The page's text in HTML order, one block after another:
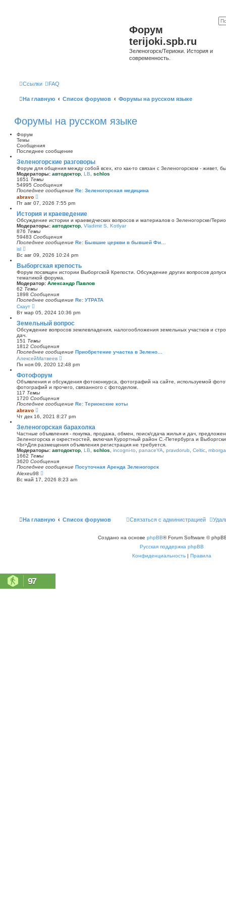
Форум
terijoki.spb.ru
Зеленогорск/Териоки. История и
современность.
Ссылки FAQ
На главную Список форумов Форумы на русском языке
Форумы на русском языке
Форум
Темы
Сообщения
Последнее сообщение
Зеленогорские разговоры
Форум для общения между собой всех, кто как-то связан с Зеленогорском - живет,
Модераторы: автодоктор LB
schlos
1651 Темы
54995 Сообщения
Последнее сообщение Re: Зеленогорская медицина
abravo
е
р
е
й
т
и
к
п
о
л
д
н
е
м
с
о
б
е
н
ю
Пт авг 07, 2026 7:55 pm
История и краеведение
Обсуждение истории и краеведческих вопросов и материалов о Зеленогорске/
Модераторы: автодоктор Vladimir S. Kotlyar
876 Темы
59483 Сообщения
Последнее сообщение Re: Бывшие церкви в бывшей Фи…
isl
р
е
й
т
и
к
п
о
с
л
е
н
е
м
с
о
о
б
е
н
и
ю
Вс авг 09, 2026 10:24 pm
Выборгская крепость
Форум посвящен истории Выборгской Крепости. Обсуждение других вопросов
тематикой форума.
Модератор: Александр Павлов
62 Темы
1898 Сообщения
Последнее сообщение Re: УТРАТА
Скаут
е
р
е
й
т
к
п
о
с
л
д
н
е
м
у
с
о
о
щ
е
н
и
ю
Вт мар 05, 2024 10:36 pm
Земельный вопрос
Обсуждение вопросов землевладения, налогообложения земельных участков и
дач.
151 Темы
1812 Сообщения
Последнее сообщение Приобретение участка в Зелено…
АлексейМатвеев
е
р
т
и
о
л
д
н
е
м
у
о
щ
Пн ноя 09, 2020 12:48 pm
Фотофорум
Объявления и обсуждения фотоконкурса, фотографий на сайте, используемой
фотографий и прочего, связанного с фотоделом.
117 Темы
1720 Сообщения
Последнее сообщение Re: Териокские коты
abravo
е
р
е
й
т
и
к
п
о
с
л
е
д
о
Чт дек 16, 2021 8:27 pm
Зеленогорская барахолка
Частные объявления - покупка, продажа, обмен, поиск/сдача жилья и дач,
Зеленогорска и окрестностей, включая Курортный район С.-Петербурга и
<br>Для размещения объявления регистрация не требуется.
Модераторы: автодоктор LB schlos incogni-to panaceYA pravdorub Celtic
1662 Темы
3620 Сообщения
Последнее сообщение Посуточная Аренда Зеленогорск
Alexeu98
е
р
о
б
Вс май 17, 2026 8:23 am
На главную Список форумов Связаться с администрацией
Создано на основе phpBB® Forum Software ©
Русская поддержка phpBB
Конфиденциальность | Правила
97